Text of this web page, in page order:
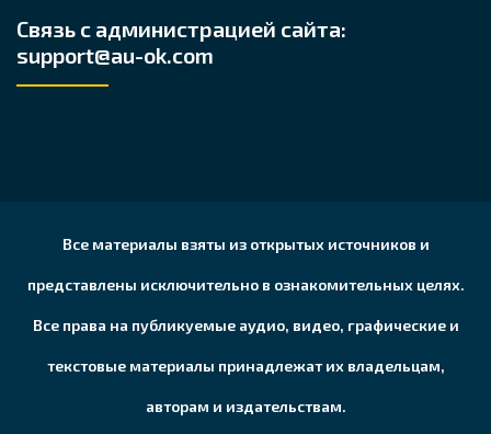
Связь с администрацией сайта:
support@au-ok.com
Все материалы взяты из открытых источников и
представлены исключительно в ознакомительных целях.
Все права на публикуемые аудио, видео, графические и
текстовые материалы принадлежат их владельцам,
авторам и издательствам.